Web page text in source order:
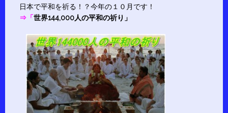
日本で平和を祈る！？今年の１０月です！
⇒「世界144,000人の平和の祈り 」